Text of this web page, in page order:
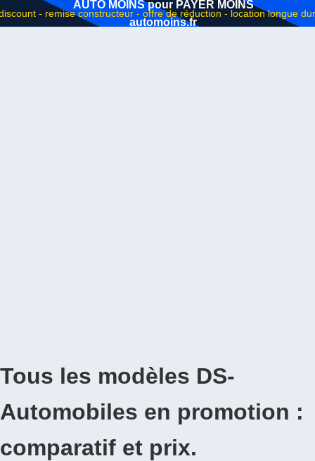
AUTO MOINS pour PAYER MOINS
automoins.fr
Tous les modèles DS-
Automobiles en promotion :
comparatif et prix.